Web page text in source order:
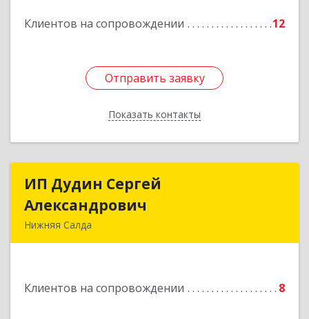
Клиентов на сопровождении 12
Отправить заявку
Показать контакты
Отправить заявку
Назад
ИП Дудин Сергей
Александрович
Нижняя Салда
Клиентов на сопровождении 8
ИП Дудин Сергей
Подробнее